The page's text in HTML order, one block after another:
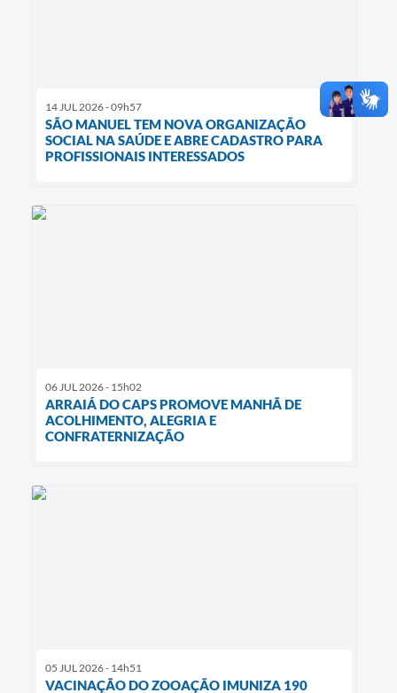
14 JUL 2026 - 09h57
SÃO MANUEL TEM NOVA ORGANIZAÇÃO
SOCIAL NA SAÚDE E ABRE CADASTRO PARA
PROFISSIONAIS INTERESSADOS
06 JUL 2026 - 15h02
ARRAIÁ DO CAPS PROMOVE MANHÃ DE
ACOLHIMENTO, ALEGRIA E
CONFRATERNIZAÇÃO
05 JUL 2026 - 14h51
VACINAÇÃO DO ZOOAÇÃO IMUNIZA 190